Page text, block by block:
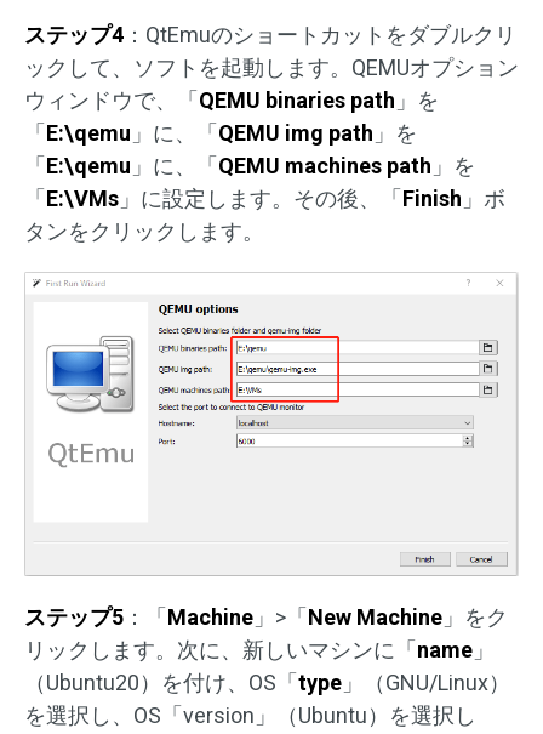
ステップ4 ：QtEmuのショートカットをダブルクリ
ックして、ソフトを起動します。QEMUオプション
ウィンドウで、「 QEMU binaries path 」を
「 E:\qemu 」に、「 QEMU img path 」を
「 E:\qemu 」に、「 QEMU machines path 」を
「 E:\VMs 」に設定します。その後、「 Finish 」ボ
タンをクリックします。
ステップ5 ：「 Machine 」>「 New Machine 」をク
リックします。次に、新しいマシンに「 name 」
（Ubuntu20）を付け、OS「 type 」（GNU/Linux）
を選択し、OS「version」（Ubuntu）を選択し